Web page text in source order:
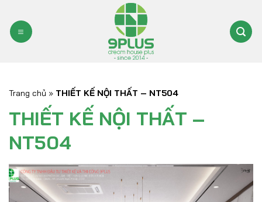
qua
nội
Trang chủ » THIẾT KẾ NỘI THẤT – NT504
THIẾT KẾ NỘI THẤT –
NT504